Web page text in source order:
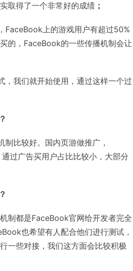
取得了一个非常好的成绩 ；
FaceBook上的游戏用户有超过50%
的，FaceBook的一些传播机制会让
我们就开始使用，通过这样一个过
比较好。国内页游做推广，
过广告买用户占比比较小，大部分
制都是FaceBook官网给开发者完全
也希望有人配合他们进行测试，
一些对接，我们这方面会比较积极